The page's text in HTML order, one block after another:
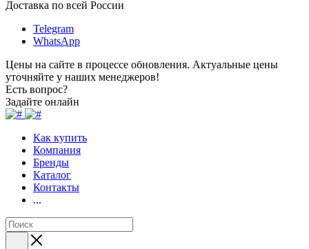
Доставка по всей России
Telegram
WhatsApp
Цены на сайте в процессе обновления. Актуальные цены
уточняйте у наших менеджеров!
Есть вопрос?
Задайте онлайн
Как купить
Компания
Бренды
Каталог
Контакты
...